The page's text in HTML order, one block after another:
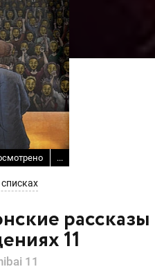
рассказы
11
...
11